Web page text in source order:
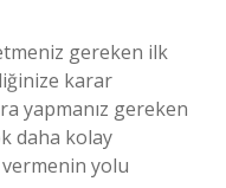
gereken ilk
karar
yapmanız gereken
daha kolay
yolu